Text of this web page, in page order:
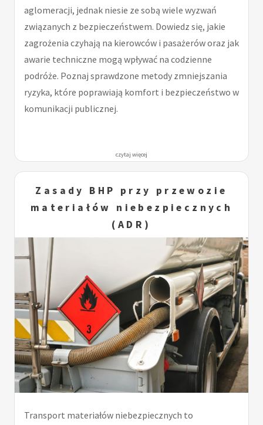
aglomeracji, jednak niesie ze sobą wiele wyzwań
związanych z bezpieczeństwem. Dowiedz się, jakie
zagrożenia czyhają na kierowców i pasażerów oraz jak
awarie techniczne mogą wpływać na codzienne
podróże. Poznaj sprawdzone metody zmniejszania
ryzyka, które poprawiają komfort i bezpieczeństwo w
komunikacji publicznej.
czytaj więcej
Zasady BHP przy przewozie
materiałów niebezpiecznych
(ADR)
Transport materiałów niebezpiecznych to